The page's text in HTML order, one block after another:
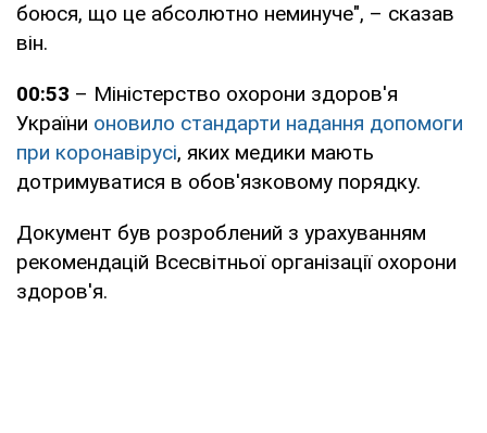
боюся, що це абсолютно неминуче", – сказав
він.
00:53 – Міністерство охорони здоров'я
України оновило стандарти надання допомоги
при коронавірусі, яких медики мають
дотримуватися в обов'язковому порядку.
Документ був розроблений з урахуванням
рекомендацій Всесвітньої організації охорони
здоров'я.